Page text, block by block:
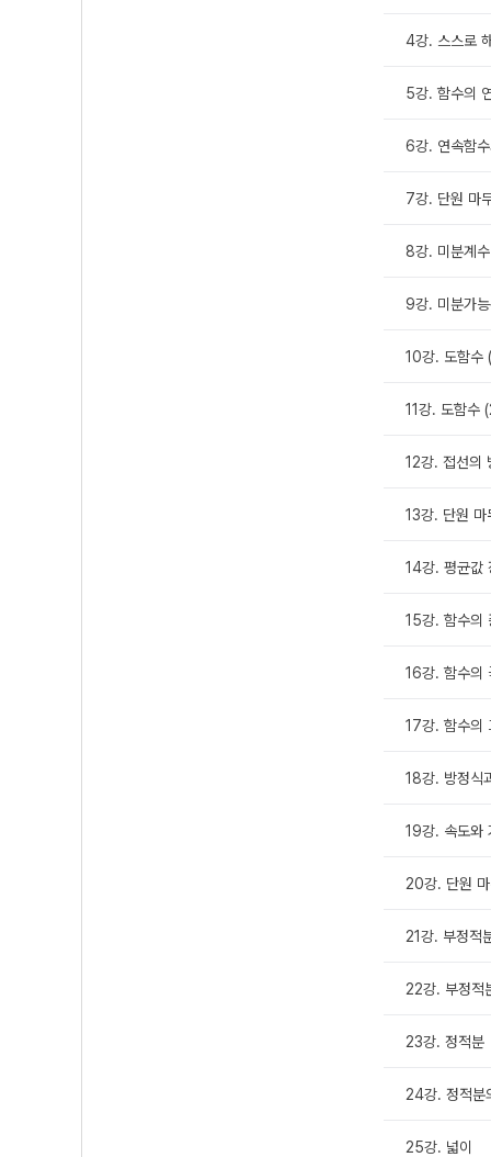
4강. 스스로
5강. 함수의
6강. 연속함
7강. 단원 마
8강. 미분계수
9강. 미분가
10강. 도함수
11강. 도함수
12강. 접선의
13강. 단원 마
14강. 평균값
15강. 함수의
16강. 함수의
17강. 함수의
18강. 방정식
19강. 속도와
20강. 단원
21강. 부정적
22강. 부정적
23강. 정적분
24강. 정적분
25강. 넓이